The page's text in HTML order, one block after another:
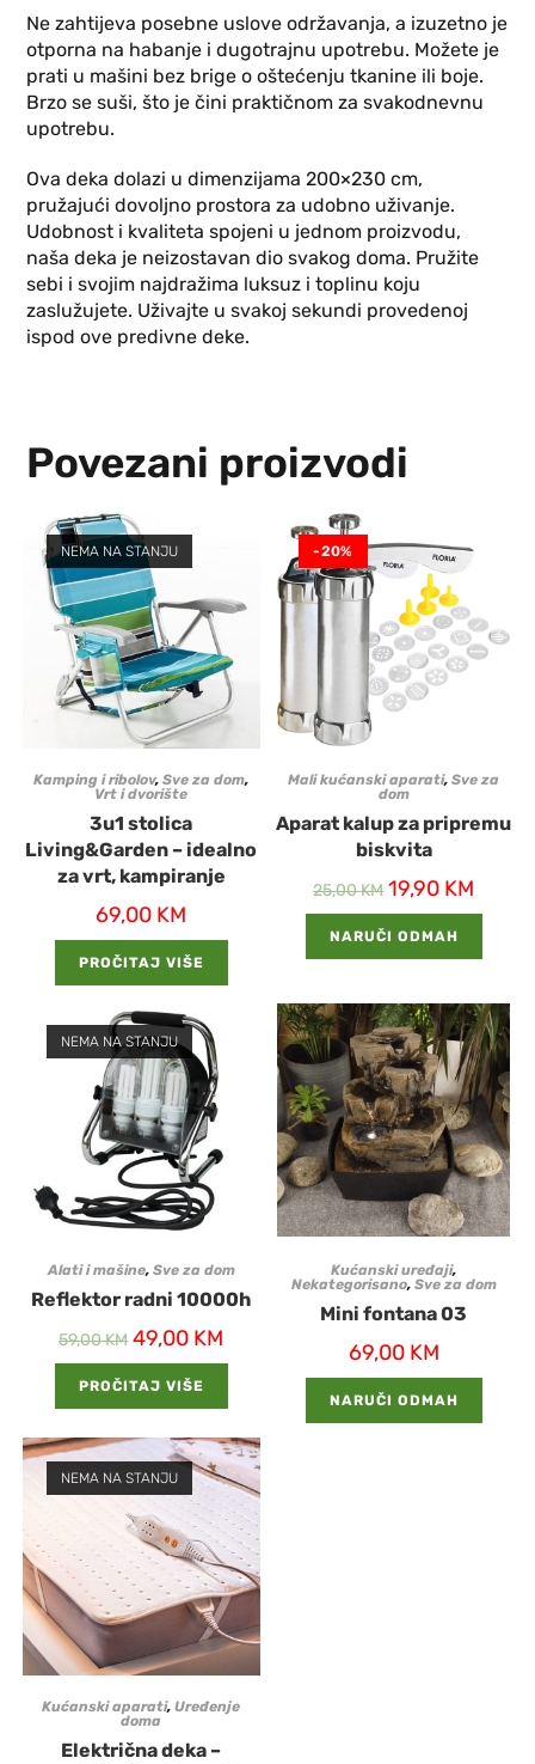
Ne zahtijeva posebne uslove održavanja, a izuzetno je
otporna na habanje i dugotrajnu upotrebu. Možete je
prati u mašini bez brige o oštećenju tkanine ili boje.
Brzo se suši, što je čini praktičnom za svakodnevnu
upotrebu.
Ova deka dolazi u dimenzijama 200×230 cm,
pružajući dovoljno prostora za udobno uživanje.
Udobnost i kvaliteta spojeni u jednom proizvodu,
naša deka je neizostavan dio svakog doma. Pružite
sebi i svojim najdražima luksuz i toplinu koju
zaslužujete. Uživajte u svakoj sekundi provedenoj
ispod ove predivne deke.
Povezani proizvodi
NEMA NA STANJU
Kamping i ribolov,Sve za dom,
Vrt i dvorište
3u1 stolica
Living&Garden – idealno
za vrt, kampiranje
69,00 KM
PROČITAJ VIŠE
-20%
Mali kućanski aparati,Sve za
dom
Aparat kalup za pripremu
biskvita
25,00KM 19,90 KM
NARUČI ODMAH
NEMA NA STANJU
Alati i mašine, Sve za dom
Reflektor radni 10000h
59,00KM 49,00 KM
PROČITAJ VIŠE
Kućanski uređaji,
Nekategorisano, Sve za dom
Mini fontana 03
69,00 KM
NARUČI ODMAH
NEMA NA STANJU
Kućanski aparati,Uređenje
doma
Električna deka –